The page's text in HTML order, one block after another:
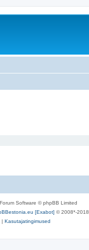
Software © phpBB Limited
[Exabot] © 2008*-2018
| Kasutajatingimused